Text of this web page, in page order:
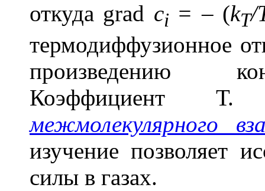
откуда grad ci = – (kT/
термодиффузионное
произведению
Коэффициент
межмолекулярного
изучение позволяет
силы в газах.